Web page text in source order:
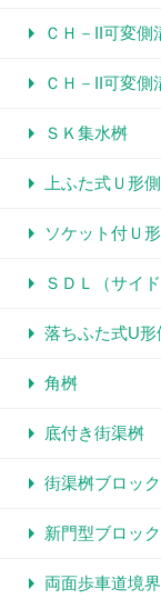
arrow_right ＣＨ－II可変側
arrow_right ＣＨ－II可変側
arrow_right ＳＫ集水桝
arrow_right 上ふた式Ｕ形
arrow_right ソケット付Ｕ
arrow_right ＳＤＬ（サイド
arrow_right 落ちふた式U形
arrow_right 角桝
arrow_right 底付き街渠桝
arrow_right 街渠桝ブロック
arrow_right 新門型ブロック
arrow_right 両面歩車道境